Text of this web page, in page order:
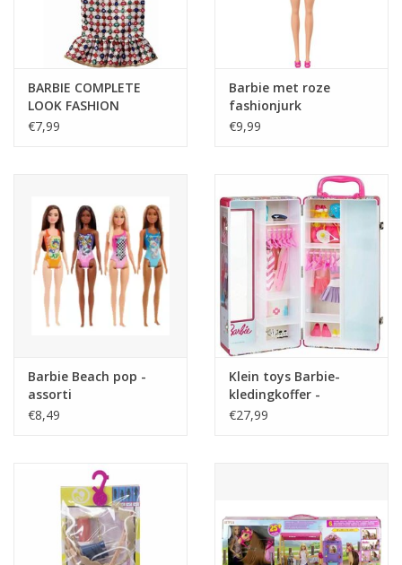
Kalenders
Keuken textiele
Koken
Weckpotten
Mepal
Valentijn
Cadeaubonnen
BARBIE COMPLETE
LOOK FASHION
€7,99
Barbie met roze
fashionjurk
€9,99
Barbie Beach pop -
assorti
€8,49
Klein toys Barbie-
kledingkoffer -
kledingrekken en -
€27,99